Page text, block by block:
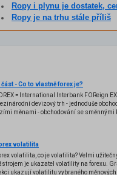
Ropy i plynu je dostatek,
Ropy je na trhu stále příliš
část - Co to vlastně forex je?
= International Interbank FOReign
devizový trh - jednoduše
měnami - obchodování se směnnými
volatilita
volatilita, co je volatilita? Velmi
je ukazatel volatility na forexu.
ukazují volatilitu vybraného